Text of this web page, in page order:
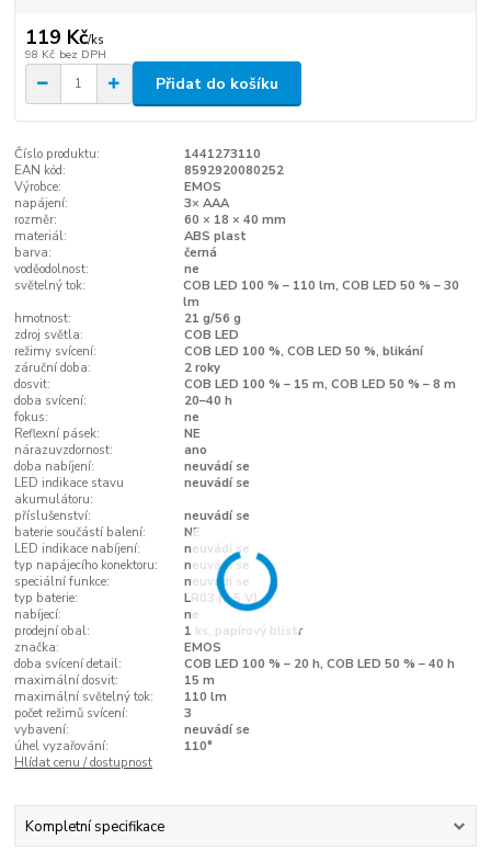
119 Kč/ks
98 Kč bez DPH
Přidat do košíku
Číslo produktu:
1441273110
EAN kód:
8592920080252
Výrobce:
EMOS
napájení:
3× AAA
rozměr:
60 × 18 × 40 mm
materiál:
ABS plast
barva:
černá
voděodolnost:
ne
světelný tok:
COB LED 100 % – 110 lm, COB LED 50 % – 30
lm
hmotnost:
21 g/56 g
zdroj světla:
COB LED
režimy svícení:
COB LED 100 %, COB LED 50 %, blikání
záruční doba:
2 roky
dosvit:
COB LED 100 % – 15 m, COB LED 50 % – 8 m
doba svícení:
20–40 h
fokus:
ne
Reflexní pásek:
NE
nárazuvzdornost:
ano
doba nabíjení:
neuvádí se
LED indikace stavu
akumulátoru:
neuvádí se
příslušenství:
neuvádí se
baterie součástí balení:
NE
LED indikace nabíjení:
neuvádí se
typ napájecího konektoru:
neuvádí se
speciální funkce:
neuvádí se
typ baterie:
LR03 (1,5 V)
nabíjecí:
ne
prodejní obal:
1 ks, papírový blistr
značka:
EMOS
doba svícení detail:
COB LED 100 % – 20 h, COB LED 50 % – 40 h
maximální dosvit:
15 m
maximální světelný tok:
110 lm
počet režimů svícení:
3
vybavení:
neuvádí se
úhel vyzařování:
110°
Hlídat cenu / dostupnost
Kompletní specifikace